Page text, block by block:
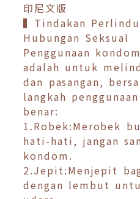
印尼文版
▍Tindakan
Hubungan Seksual
Penggunaan
adalah untuk
dan pasangan,
langkah
benar:
1.Robek:Merobek
hati-hati, jangan
kondom.
2.Jepit:Menjepit
dengan lembut